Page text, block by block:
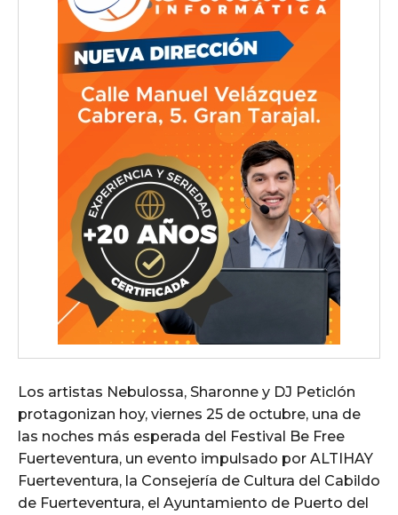
Los artistas Nebulossa, Sharonne y DJ Peticlón
protagonizan hoy, viernes 25 de octubre, una de
las noches más esperada del Festival Be Free
Fuerteventura, un evento impulsado por ALTIHAY
Fuerteventura, la Consejería de Cultura del Cabildo
de Fuerteventura, el Ayuntamiento de Puerto del